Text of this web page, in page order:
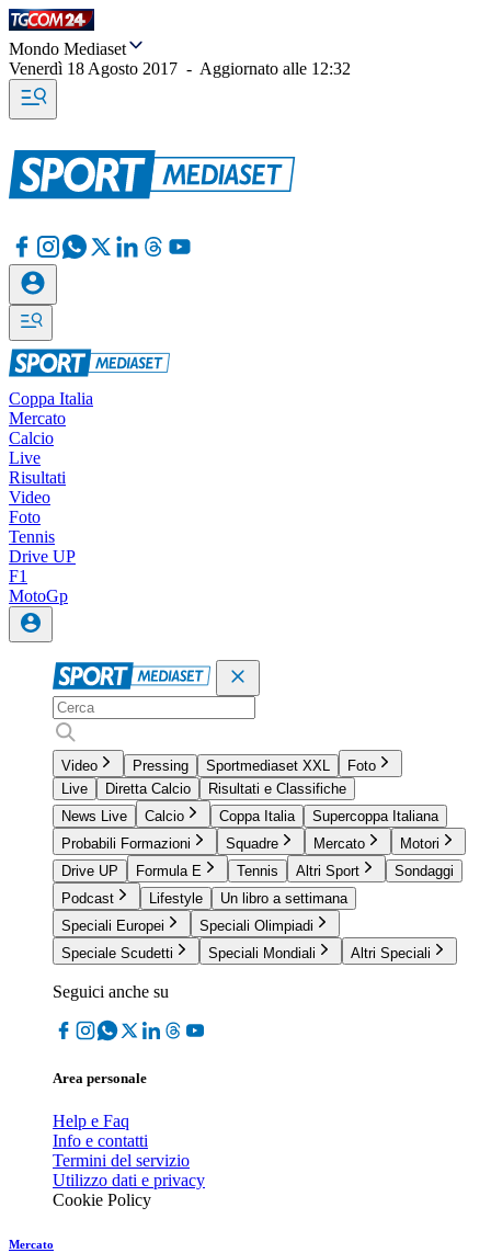
Mondo Mediaset
Venerdì 18 Agosto 2017 - Aggiornato alle 12:32
Coppa Italia
Mercato
Calcio
Live
Risultati
Video
Foto
Tennis
Drive UP
F1
MotoGp
Video Pressing Sportmediaset XXL
Foto
Live
Diretta Calcio
Risultati e Classifiche
News Live
Calcio Coppa Italia
Supercoppa Italiana
Probabili Formazioni
Squadre Mercato
Motori
Drive UP
Formula E Tennis Altri Sport
Sondaggi
Podcast
Lifestyle
Un libro a settimana
Speciali Europei
Speciali Olimpiadi
Speciale Scudetti
Speciali Mondiali Altri Speciali
Seguici anche su
Area personale
Help e Faq
Info e contatti
Termini del servizio
Utilizzo dati e privacy
Cookie Policy
Mercato